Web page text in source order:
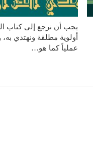
يجب أن نرجع إلى كتاب
أولوية مطلقة ونهتدي به،
عملياً كما هو…